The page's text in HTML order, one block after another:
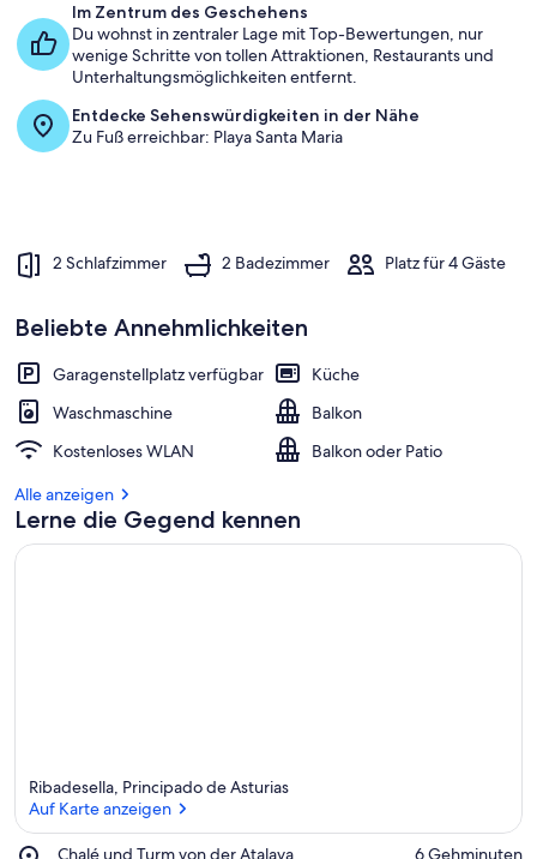
Im Zentrum des Geschehens
Du wohnst in zentraler Lage mit Top-Bewertungen, nur
wenige Schritte von tollen Attraktionen, Restaurants und
Unterhaltungsmöglichkeiten entfernt.
Entdecke Sehenswürdigkeiten in der Nähe
Zu Fuß erreichbar: Playa Santa Maria
2 Schlafzimmer 2 Badezimmer Platz für 4 Gäste
Beliebte Annehmlichkeiten
Garagenstellplatz verfügbar
Küche
Waschmaschine
Balkon
Kostenloses WLAN
Balkon oder Patio
Alle anzeigen
Lerne die Gegend kennen
Ribadesella, Principado de Asturias
Auf Karte anzeigen
Chalé und Turm von der Atalaya
Place,
‪6 Gehminuten‬